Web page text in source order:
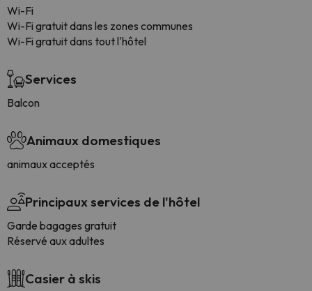
Wi-Fi
Wi-Fi gratuit dans les zones communes
Wi-Fi gratuit dans tout l'hôtel
Services
Balcon
Animaux domestiques
animaux acceptés
Principaux services de l'hôtel
Garde bagages gratuit
Réservé aux adultes
Casier à skis